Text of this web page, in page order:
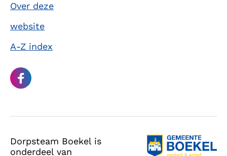
Over deze
website
A-Z index
Dorpsteam Boekel is
onderdeel van